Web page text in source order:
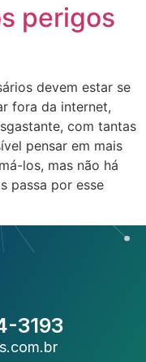
perigos
devem estar se
fora da internet,
com tantas
pensar em mais
los, mas não há
passa por esse
3193